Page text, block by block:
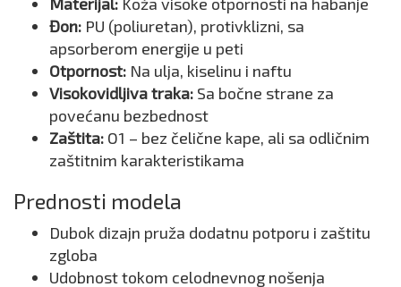
Đon: PU (poliuretan), protivklizni, sa
apsorberom energije u peti
Otpornost: Na ulja, kiselinu i naftu
Visokovidljiva traka: Sa bočne strane za
povećanu bezbednost
Zaštita: O1 – bez čelične kape, ali sa odličnim
zaštitnim karakteristikama
Prednosti modela
Dubok dizajn pruža dodatnu potporu i zaštitu
zgloba
Udobnost tokom celodnevnog nošenja